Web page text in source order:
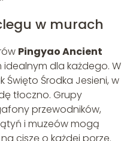
w murach
Pingyao Ancient
dla każdego. W
Święto Środka Jesieni, w
tłoczno. Grupy
przewodników,
i muzeów mogą